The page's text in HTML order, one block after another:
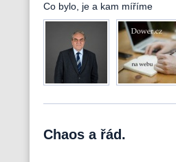
Co bylo, je a kam míříme
Chaos a řád.